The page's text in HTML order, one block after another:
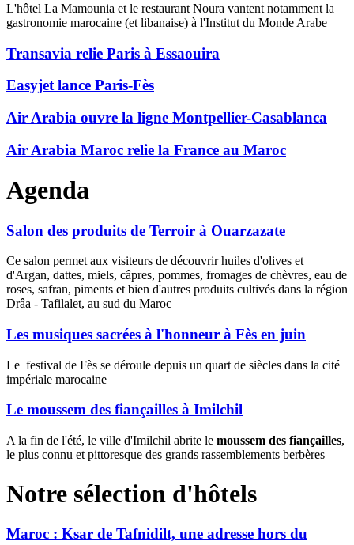
L'hôtel La Mamounia et le restaurant Noura vantent notamment la
gastronomie marocaine (et libanaise) à l'Institut du Monde Arabe
Transavia relie Paris à Essaouira
Easyjet lance Paris-Fès
Air Arabia ouvre la ligne Montpellier-Casablanca
Air Arabia Maroc relie la France au Maroc
Agenda
Salon des produits de Terroir à Ouarzazate
Ce salon permet aux visiteurs de découvrir huiles d'olives et
d'Argan, dattes, miels, câpres, pommes, fromages de chèvres, eau de
roses, safran, piments et bien d'autres produits cultivés dans la région
Drâa - Tafilalet, au sud du Maroc
Les musiques sacrées à l'honneur à Fès en juin
Le festival de Fès se déroule depuis un quart de siècles dans la cité
impériale marocaine
Le moussem des fiançailles à Imilchil
A la fin de l'été, le ville d'Imilchil abrite le moussem des fiançailles,
le plus connu et pittoresque des grands rassemblements berbères
Notre sélection d'hôtels
Maroc : Ksar de Tafnidilt, une adresse hors du